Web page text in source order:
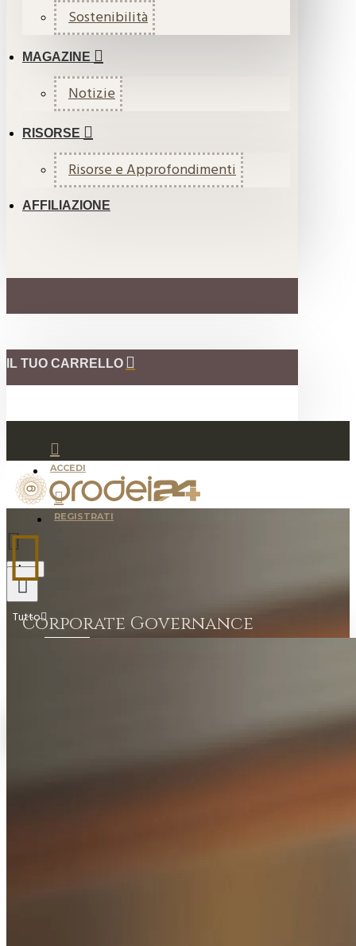
Sostenibilità
MAGAZINE
Notizie
RISORSE
Risorse e Approfondimenti
AFFILIAZIONE
IL TUO CARRELLO
ACCEDI
REGISTRATI
Menu
Tutto
Corporate Governance